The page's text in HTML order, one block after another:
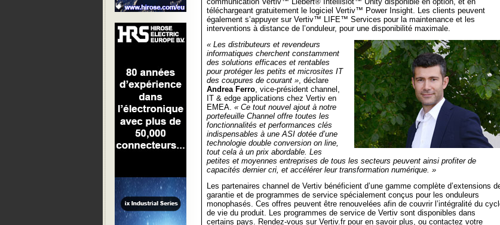
téléchargeant gratuitement le logiciel Vertiv™ Power Insight. Les clients peuvent
également s’appuyer sur Vertiv™ LIFE™ Services pour la maintenance et les
interventions à distance de l’onduleur, pour une disponibilité maximale.
« Les distributeurs et revendeurs
informatiques cherchent constamment
des solutions efficaces et rentables
pour protéger les petits et microsites IT
des coupures de courant », déclare
Andrea Ferro, vice-président channel,
IT & edge applications chez Vertiv en
EMEA. « Ce tout nouvel ajout à notre
portefeuille Channel offre toutes les
fonctionnalités et performances clés
indispensables à une ASI dotée d’une
technologie double conversion on line,
tout cela à un prix abordable. Les
petites et moyennes entreprises de tous les secteurs peuvent ainsi profiter de
capacités dernier cri, et accélérer leur transformation numérique. »
Les partenaires channel de Vertiv bénéficient d’une gamme complète d’extensions
garantie et de programmes de service spécialement conçus pour les onduleurs
monophasés. Ces offres peuvent être renouvelées afin de couvrir l’intégralité du
de vie du produit. Les programmes de service de Vertiv sont disponibles dans
certains pays. Rendez-vous sur Vertiv.fr pour en savoir plus, ou contactez votre